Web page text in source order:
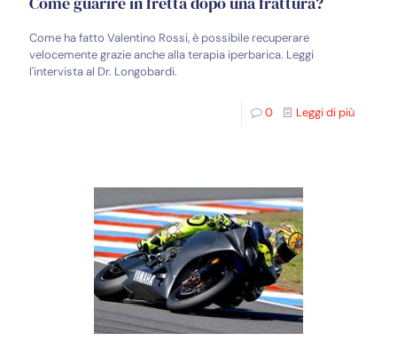
Come ha fatto Valentino Rossi, è possibile recuperare
velocemente grazie anche alla terapia iperbarica. Leggi
l'intervista al Dr. Longobardi.
0 Leggi di più